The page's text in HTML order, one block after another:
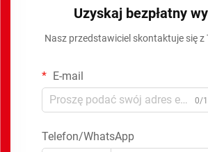
Uzyskaj bezpłatny
Nasz przedstawiciel skontaktuje się z
E-mail
0/
Telefon/WhatsApp